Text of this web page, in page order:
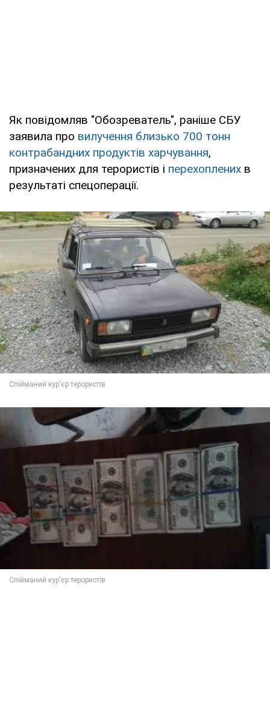
Як повідомляв "Обозреватель", раніше СБУ
заявила про вилучення близько 700 тонн
контрабандних продуктів харчування,
призначених для терористів і перехоплених в
результаті спецоперації.